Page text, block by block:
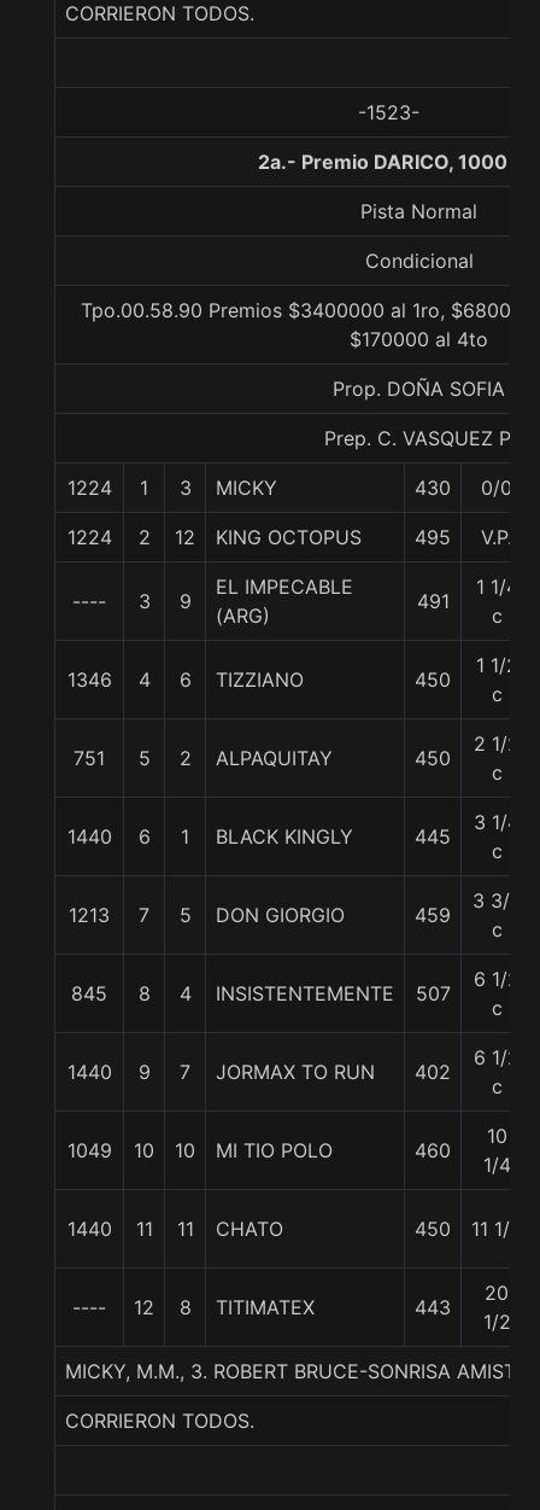
CORRIERON TODOS.
-1523-
2a.- Premio DARICO, 1000
Pista Normal
Condicional
Tpo.00.58.90 Premios $3400000 al 1ro,
$170000 al 4to
Prop. DOÑA SOFIA
Prep. C. VASQUEZ P.
1224 1 3 MICKY 430 0/0
1224 2 12 KING OCTOPUS 495 V.P.
---- 3 9
EL IMPECABLE
(ARG)
491
1 1/4
c
1346 4 6 TIZZIANO 450
1 1/2
c
751 5 2 ALPAQUITAY 450
2 1/2
c
1440 6 1 BLACK KINGLY 445
3 1/4
c
1213 7 5 DON GIORGIO 459
3 3/4
c
845 8 4 INSISTENTEMENTE 507
6 1/2
c
1440 9 7 JORMAX TO RUN 402
6 1/2
c
1049 10 10 MI TIO POLO 460
10
1/4
1440 11 11 CHATO 450 11 1/4
---- 12 8 TITIMATEX 443
20
1/2
MICKY, M.M., 3. ROBERT BRUCE-SONRISA
CORRIERON TODOS.